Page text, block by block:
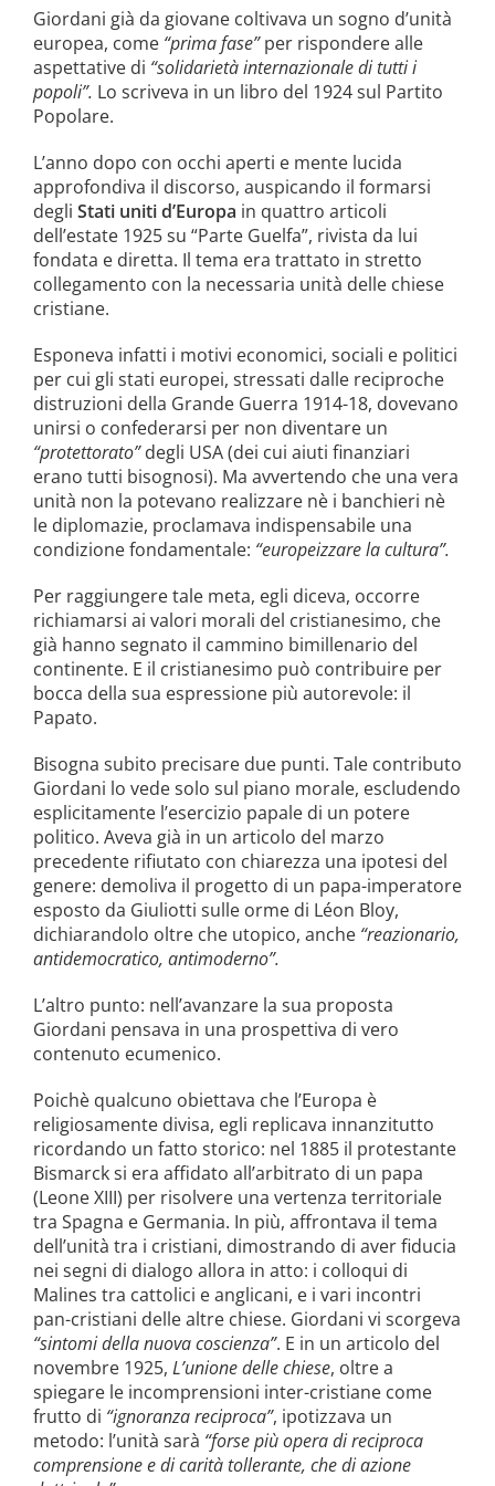
notizie
Giordani già da giovane coltivava un sogno d’unità
europea, come “prima fase”per rispondere alle
aspettative di “solidarietà internazionale di tutti i
popoli”. Lo scriveva in un libro del 1924 sul Partito
Popolare.
L’anno dopo con occhi aperti e mente lucida
approfondiva il discorso, auspicando il formarsi
degli Stati uniti d’Europa in quattro articoli
dell’estate 1925 su “Parte Guelfa”, rivista da lui
fondata e diretta. Il tema era trattato in stretto
collegamento con la necessaria unità delle chiese
cristiane.
Esponeva infatti i motivi economici, sociali e politici
per cui gli stati europei, stressati dalle reciproche
distruzioni della Grande Guerra 1914-18, dovevano
unirsi o confederarsi per non diventare un
“protettorato”degli USA (dei cui aiuti finanziari
erano tutti bisognosi). Ma avvertendo che una vera
unità non la potevano realizzare nè i banchieri nè
le diplomazie, proclamava indispensabile una
condizione fondamentale: “europeizzare la cultura”.
Per raggiungere tale meta, egli diceva, occorre
richiamarsi ai valori morali del cristianesimo, che
già hanno segnato il cammino bimillenario del
continente. E il cristianesimo può contribuire per
bocca della sua espressione più autorevole: il
Papato.
Bisogna subito precisare due punti. Tale contributo
Giordani lo vede solo sul piano morale, escludendo
esplicitamente l’esercizio papale di un potere
politico. Aveva già in un articolo del marzo
precedente rifiutato con chiarezza una ipotesi del
genere: demoliva il progetto di un papa-imperatore
esposto da Giuliotti sulle orme di Léon Bloy,
dichiarandolo oltre che utopico, anche “reazionario,
antidemocratico, antimoderno”.
L’altro punto: nell’avanzare la sua proposta
Giordani pensava in una prospettiva di vero
contenuto ecumenico.
Poichè qualcuno obiettava che l’Europa è
religiosamente divisa, egli replicava innanzitutto
ricordando un fatto storico: nel 1885 il protestante
Bismarck si era affidato all’arbitrato di un papa
(Leone XIII) per risolvere una vertenza territoriale
tra Spagna e Germania. In più, affrontava il tema
dell’unità tra i cristiani, dimostrando di aver fiducia
nei segni di dialogo allora in atto: i colloqui di
Malines tra cattolici e anglicani, e i vari incontri
pan-cristiani delle altre chiese. Giordani vi scorgeva
“sintomi della nuova coscienza”. E in un articolo del
novembre 1925, L’unione delle chiese, oltre a
spiegare le incomprensioni inter-cristiane come
frutto di “ignoranza reciproca”, ipotizzava un
metodo: l’unità sarà “forse più opera di reciproca
comprensione e di carità tollerante, che di azione